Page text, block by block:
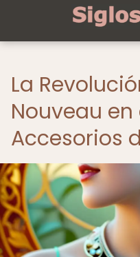
La
Nouveau
Accesorios